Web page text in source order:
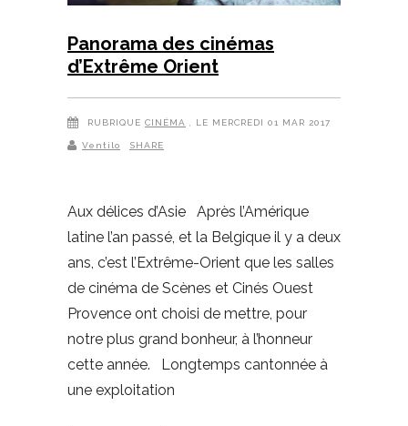
Panorama des cinémas
d’Extrême Orient
RUBRIQUE CINÉMA , LE MERCREDI 01 MAR 2017
Ventilo SHARE
Aux délices d’Asie Après l’Amérique
latine l’an passé, et la Belgique il y a deux
ans, c’est l’Extrême-Orient que les salles
de cinéma de Scènes et Cinés Ouest
Provence ont choisi de mettre, pour
notre plus grand bonheur, à l’honneur
cette année. Longtemps cantonnée à
une exploitation